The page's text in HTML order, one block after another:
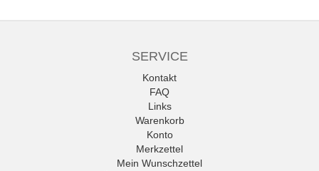
SERVICE
Kontakt
FAQ
Links
Warenkorb
Konto
Merkzettel
Mein Wunschzettel